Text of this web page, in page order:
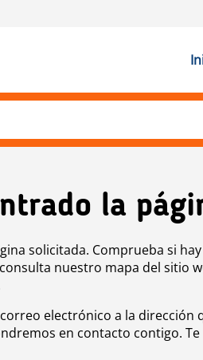
la
solicitada. Comprueba si hay
nuestro mapa del sitio
electrónico a la dirección
en contacto contigo. Te